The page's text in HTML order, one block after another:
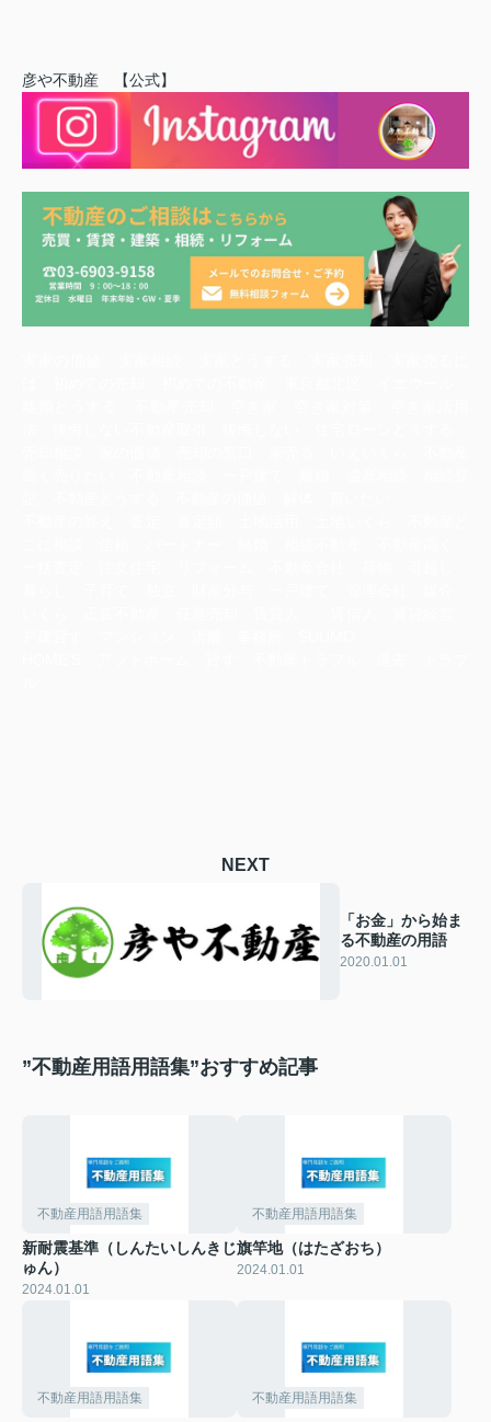
彦や不動産 【公式】
NEXT
「お金」から始ま
る不動産の用語
2020.01.01
”不動産用語用語集”おすすめ記事
不動産用語用語集
新耐震基準（しんたいしんきじ
ゅん）
2024.01.01
不動産用語用語集
旗竿地（はたざおち）
2024.01.01
不動産用語用語集 不動産用語用語集